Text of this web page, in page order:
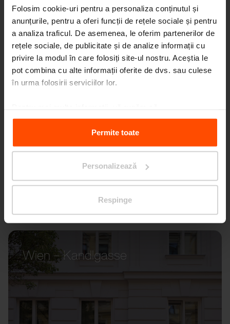
Folosim cookie-uri pentru a personaliza conținutul și
anunțurile, pentru a oferi funcții de rețele sociale și pentru
a analiza traficul. De asemenea, le oferim partenerilor de
rețele sociale, de publicitate și de analize informații cu
privire la modul în care folosiți site-ul nostru. Aceștia le
pot combina cu alte informații oferite de dvs. sau culese
în urma folosirii serviciilor lor.
vizitațiPrinciples Relating to the Processing Personal
Permite toate
Personalizează
Respinge
Wien – Kandlgasse